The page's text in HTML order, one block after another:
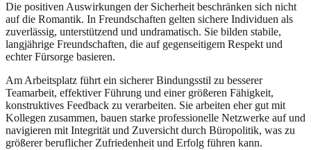
Die positiven Auswirkungen der Sicherheit beschränken sich nicht
auf die Romantik. In Freundschaften gelten sichere Individuen als
zuverlässig, unterstützend und undramatisch. Sie bilden stabile,
langjährige Freundschaften, die auf gegenseitigem Respekt und
echter Fürsorge basieren.
Am Arbeitsplatz führt ein sicherer Bindungsstil zu besserer
Teamarbeit, effektiver Führung und einer größeren Fähigkeit,
konstruktives Feedback zu verarbeiten. Sie arbeiten eher gut mit
Kollegen zusammen, bauen starke professionelle Netzwerke auf und
navigieren mit Integrität und Zuversicht durch Büropolitik, was zu
größerer beruflicher Zufriedenheit und Erfolg führen kann.